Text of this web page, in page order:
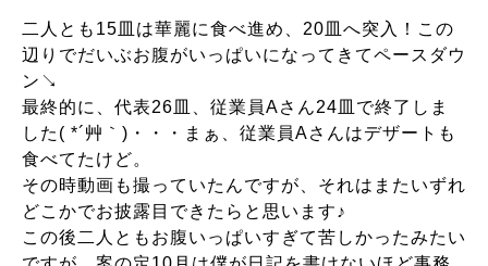
二人とも15皿は華麗に食べ進め、20皿へ突入！この
辺りでだいぶお腹がいっぱいになってきてペースダウ
ン↘
最終的に、代表26皿、従業員Aさん24皿で終了しま
した( *´艸｀)・・・まぁ、従業員Aさんはデザートも
食べてたけど。
その時動画も撮っていたんですが、それはまたいずれ
どこかでお披露目できたらと思います♪
この後二人ともお腹いっぱいすぎて苦しかったみたい